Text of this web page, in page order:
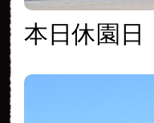
本日休園日